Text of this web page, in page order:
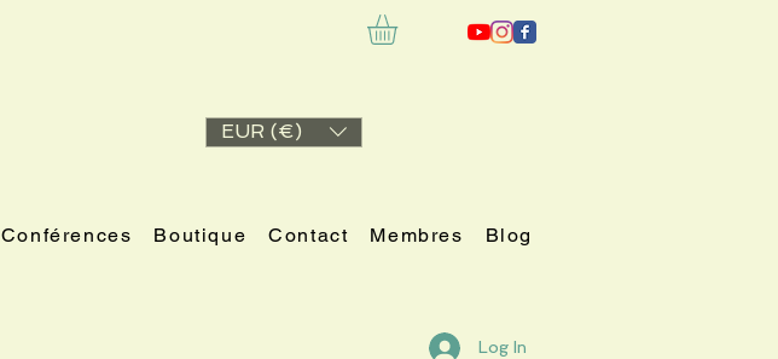
EUR (€)
Conférences Boutique Contact Membres Blog
Log In